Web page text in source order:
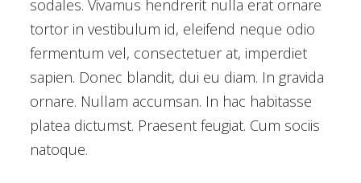
sodales. Vivamus hendrerit nulla erat ornare
tortor in vestibulum id, eleifend neque odio
fermentum vel, consectetuer at, imperdiet
sapien. Donec blandit, dui eu diam. In gravida
ornare. Nullam accumsan. In hac habitasse
platea dictumst. Praesent feugiat. Cum sociis
natoque.